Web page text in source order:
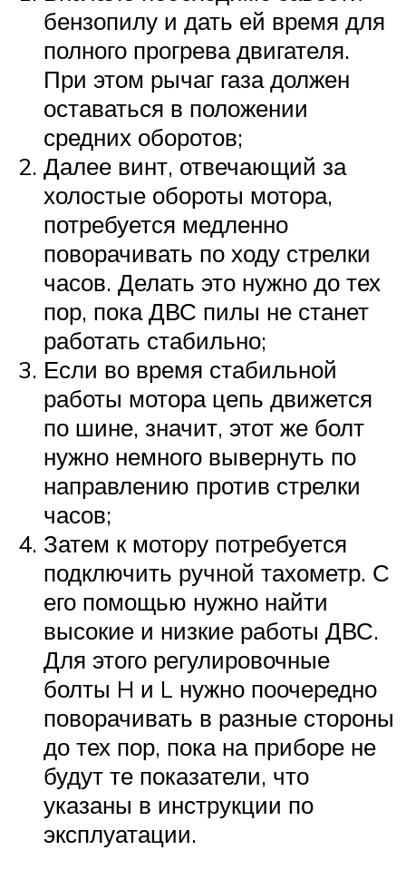
бензопилу и дать ей время для
полного прогрева двигателя.
При этом рычаг газа должен
оставаться в положении
средних оборотов;
Далее винт, отвечающий за
холостые обороты мотора,
потребуется медленно
поворачивать по ходу стрелки
часов. Делать это нужно до тех
пор, пока ДВС пилы не станет
работать стабильно;
Если во время стабильной
работы мотора цепь движется
по шине, значит, этот же болт
нужно немного вывернуть по
направлению против стрелки
часов;
Затем к мотору потребуется
подключить ручной тахометр. С
его помощью нужно найти
высокие и низкие работы ДВС.
Для этого регулировочные
болты H и L нужно поочередно
поворачивать в разные стороны
до тех пор, пока на приборе не
будут те показатели, что
указаны в инструкции по
эксплуатации.